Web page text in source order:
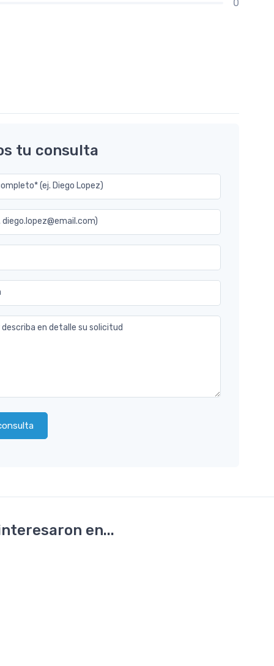
0
tu consulta
(ej. Diego Lopez)
diego.lopez@email.com)
en detalle su solicitud
en...